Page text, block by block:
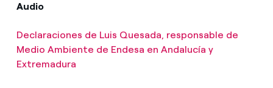
Audio
Declaraciones de Luis Quesada, responsable de
Medio Ambiente de Endesa en Andalucía y
Extremadura